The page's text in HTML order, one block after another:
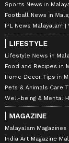
Sports News in
Football News in
IPL News Malayalam
LIFESTYLE
Lifestyle News in
Food and Recipes in
Home Decor Tips in
Pets & Animals Care
Well-being & Mental
MAGAZINE
Malayalam Magazines
India Art Magazine